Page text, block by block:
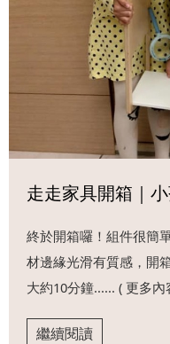
走走家具開箱｜
終於開箱囉！組件很簡
材邊緣光滑有質感，開
大約10分鐘...... ( 更多內
繼續閱讀